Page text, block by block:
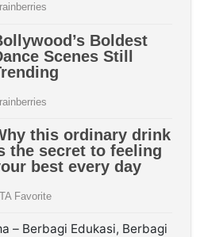
– Berbagi Edukasi, Berbagi